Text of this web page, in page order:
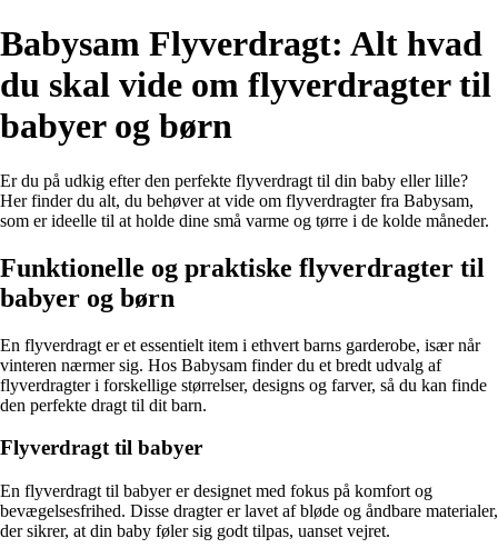
Babysam Flyverdragt: Alt hvad
du skal vide om flyverdragter til
babyer og børn
Er du på udkig efter den perfekte flyverdragt til din baby eller lille?
Her finder du alt, du behøver at vide om flyverdragter fra Babysam,
som er ideelle til at holde dine små varme og tørre i de kolde måneder.
Funktionelle og praktiske flyverdragter til
babyer og børn
En flyverdragt er et essentielt item i ethvert barns garderobe, især når
vinteren nærmer sig. Hos Babysam finder du et bredt udvalg af
flyverdragter i forskellige størrelser, designs og farver, så du kan finde
den perfekte dragt til dit barn.
Flyverdragt til babyer
En flyverdragt til babyer er designet med fokus på komfort og
bevægelsesfrihed. Disse dragter er lavet af bløde og åndbare materialer,
der sikrer, at din baby føler sig godt tilpas, uanset vejret.